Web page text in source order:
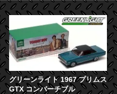
グリーンライト 1967 プリムス
GTX コンバーチブル